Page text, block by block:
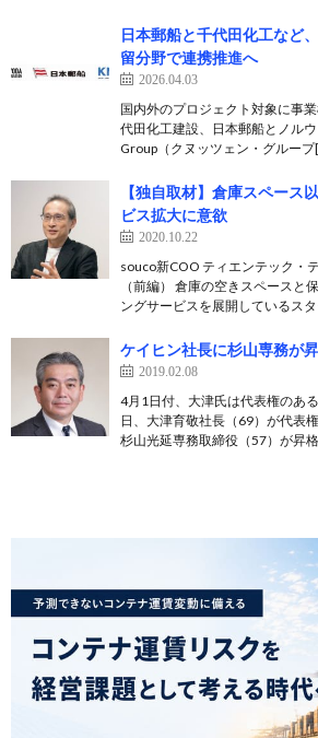
日本郵船と千代田化工など
留分野で連携推進へ
2026.04.03
国内外のプロジェクト対象に事
代田化工建設、日本郵船とノル
Group（クヌッツェン・グルー
【独自取材】倉庫スペース
ビス拡大に意欲
2020.10.22
souco新COO ティエンテック・
（前編） 倉庫の空きスペースと
ングサービスを展開しているス
ケイヒン社長に杉山専務が
2019.02.08
4月1日付、大津氏は代表権の
日、大津育敬社長（69）が代表
杉山光延専務取締役（57）が昇